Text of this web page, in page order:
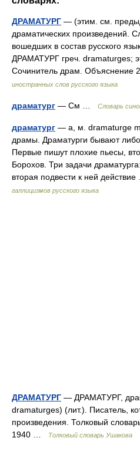
ДРАМАТУРГ — (этим. см.
драматических произведений.
вошедших в состав русского
ДРАМАТУРГ греч. dramaturges;
Сочинитель драм. Объяснение
иностранных слов русского языка
драматург — См … Словарь
драматург — а, м. dramaturge
драмы. Драматурги бывают
Первые пишут плохие пьесы,
Борохов. Три задачи
вторая подвести к ней
галлицизмов русского языка
ДРАМАТУРГ — ДРАМАТУРГ,
dramaturges) (лит.). Писатель,
произведения. Толковый
1940 …
Толковый словарь Ушакова